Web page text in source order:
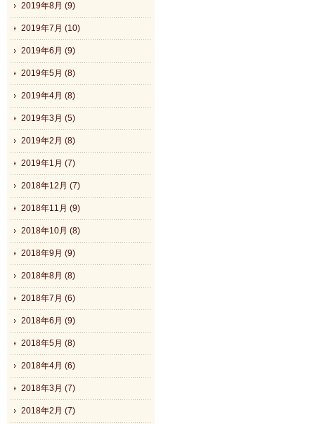
2019年8月 (9)
2019年7月 (10)
2019年6月 (9)
2019年5月 (8)
2019年4月 (8)
2019年3月 (5)
2019年2月 (8)
2019年1月 (7)
2018年12月 (7)
2018年11月 (9)
2018年10月 (8)
2018年9月 (9)
2018年8月 (8)
2018年7月 (6)
2018年6月 (9)
2018年5月 (8)
2018年4月 (6)
2018年3月 (7)
2018年2月 (7)